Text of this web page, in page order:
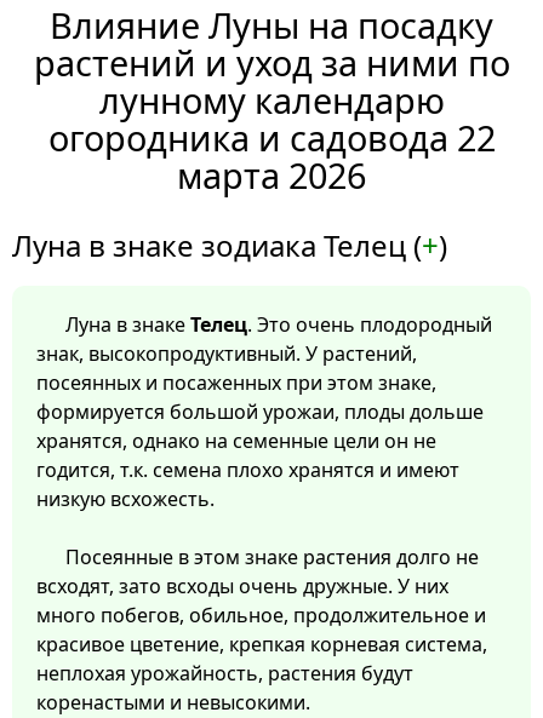
Влияние Луны на посадку
растений и уход за ними по
лунному календарю
огородника и садовода 22
марта 2026
Луна в знаке зодиака Телец (+)
Луна в знакеТелец. Это очень плодородный
знак, высокопродуктивный. У растений,
посеянных и посаженных при этом знаке,
формируется большой урожаи, плоды дольше
хранятся, однако на семенные цели он не
годится, т.к. семена плохо хранятся и имеют
низкую всхожесть.
Посеянные в этом знаке растения долго не
всходят, зато всходы очень дружные. У них
много побегов, обильное, продолжительное и
красивое цветение, крепкая корневая система,
неплохая урожайность, растения будут
коренастыми и невысокими.